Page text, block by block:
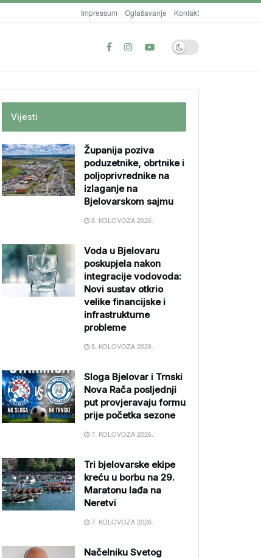
Impressum Oglašavanje Kontakt
Vijesti
Županija poziva
poduzetnike, obrtnike i
poljoprivrednike na
izlaganje na
Bjelovarskom sajmu
8. KOLOVOZA 2026.
Voda u Bjelovaru
poskupjela nakon
integracije vodovoda:
Novi sustav otkrio
velike financijske i
infrastrukturne
probleme
8. KOLOVOZA 2026.
Sloga Bjelovar i Trnski
Nova Rača posljednji
put provjeravaju formu
prije početka sezone
7. KOLOVOZA 2026.
Tri bjelovarske ekipe
kreću u borbu na 29.
Maratonu lađa na
Neretvi
7. KOLOVOZA 2026.
Načelniku Svetog